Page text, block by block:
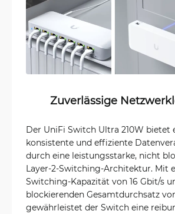
Zuverlässige
Der UniFi Switch Ultra 210W bietet
konsistente und effiziente
durch eine leistungsstarke, nicht
Layer-2-Switching-Architektur. Mit
Switching-Kapazität von 16 Gbit/s
blockierenden Gesamtdurchsatz
gewährleistet der Switch eine